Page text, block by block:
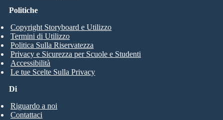
Di
Riguardo a noi
Contattaci
Politiche
Copyright Storyboard e Utilizzo
Termini di Utilizzo
Politica Sulla Riservatezza
Privacy e Sicurezza per Scuole e Studenti
Accessibilità
Le tue Scelte Sulla Privacy